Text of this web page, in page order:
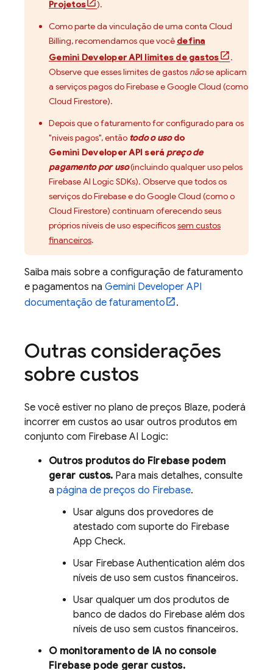
Projetos
).
Como parte da vinculação de uma conta Cloud
Billing, recomendamos que você defina
Gemini Developer API limites de gastos
.
Observe que esses limites de gastos nãose aplicam
a serviços pagos do Firebase eGoogle Cloud (como
Cloud Firestore).
Depois que o faturamento for configurado para os
"níveis pagos", então todo o usodo
Gemini Developer API será preço de
pagamento por uso(incluindo qualquer uso pelos
Firebase AI LogicSDKs). Observe que todos os
serviços do Firebase e doGoogle Cloud (como o
Cloud Firestore) continuam oferecendo seus
próprios níveis de uso específicossem custos
financeiros.
Saiba mais sobre a configuração de faturamento
e pagamentos na Gemini Developer API
documentação de faturamento
.
Outras considerações
sobre custos
Se você estiver no plano de preços Blaze, poderá
incorrer em custos ao usar outros produtos em
conjunto com Firebase AI Logic:
Outros produtos do Firebase podem
gerar custos. Para mais detalhes, consulte
a página de preços do Firebase.
Usar alguns dos provedores de
atestado com suporte do Firebase
App Check.
Usar Firebase Authentication além dos
níveis de uso sem custos financeiros.
Usar qualquer um dos produtos de
banco de dados do Firebase além dos
níveis de uso sem custos financeiros.
O monitoramento de IA no console
Firebase pode gerar custos.